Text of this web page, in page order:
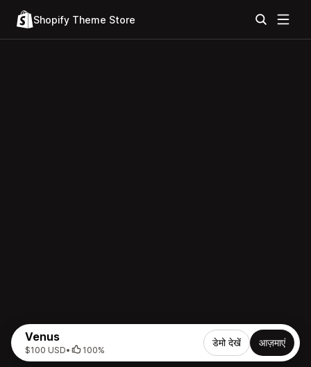
Shopify Theme Store
Venus
$100 USD• 100%
डेमो देखें आज़माएं